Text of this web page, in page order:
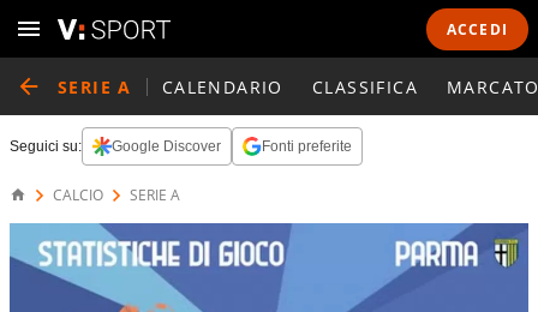
ACCEDI
SERIE A CALENDARIO CLASSIFICA
Seguici su: Google Discover Fonti preferite
CALCIO SERIE A